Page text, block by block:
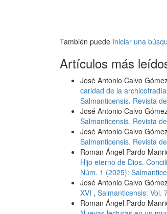
También puede Iniciar una
Artículos más
José Antonio Calvo
caridad de la
Salmanticensis. Revista
José Antonio Calvo
Salmanticensis. Revista
José Antonio Calvo
Salmanticensis. Revista
Roman Ángel Pardo
Hijo eterno de Dios.
Núm. 1 (2025):
José Antonio Calvo
XVI , Salmanticensis: Vol.
Roman Ángel Pardo